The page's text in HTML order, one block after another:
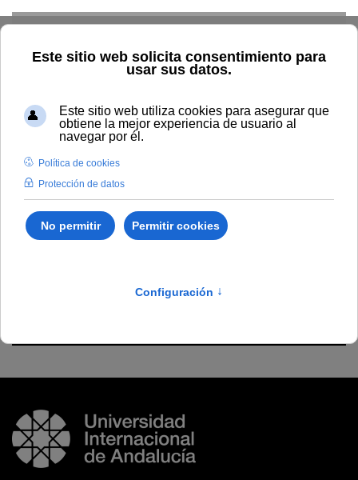
Home La UNIA Directorio
Personal administración y
Sergio Pérez Riveiro
Sergio Pérez Riveiro